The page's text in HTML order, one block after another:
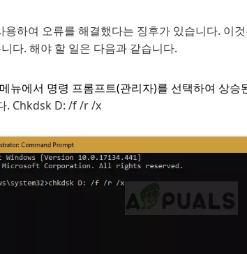
하여 오류를 해결했다는 징후가 있습니다. 이
다. 해야 할 일은 다음과 같습니다.
뉴에서 명령 프롬프트(관리자)를 선택하여 상승
. Chkdsk D: /f /r /x